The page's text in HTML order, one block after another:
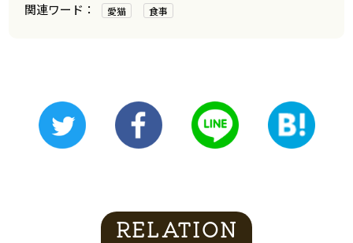
愛猫 食事
RELATION